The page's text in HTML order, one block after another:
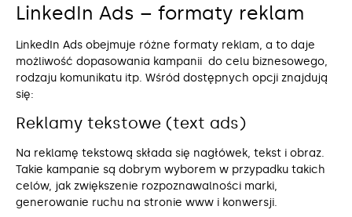
LinkedIn Ads – formaty reklam
LinkedIn Ads obejmuje różne formaty reklam, a to daje
możliwość dopasowania kampanii do celu biznesowego,
rodzaju komunikatu itp. Wśród dostępnych opcji znajdują
się:
Reklamy tekstowe (text ads)
Na reklamę tekstową składa się nagłówek, tekst i obraz.
Takie kampanie są dobrym wyborem w przypadku takich
celów, jak zwiększenie rozpoznawalności marki,
generowanie ruchu na stronie www i konwersji.